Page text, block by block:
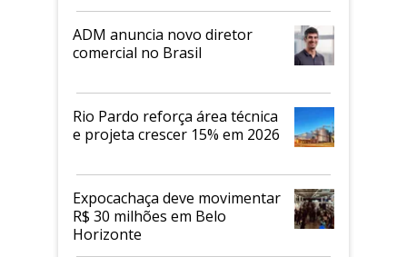
ADM anuncia novo diretor
comercial no Brasil
Rio Pardo reforça área técnica
e projeta crescer 15% em 2026
Expocachaça deve movimentar
R$ 30 milhões em Belo
Horizonte